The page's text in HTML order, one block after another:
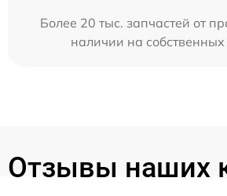
Более 20 тыс. запчастей от
наличии на
Отзывы наших